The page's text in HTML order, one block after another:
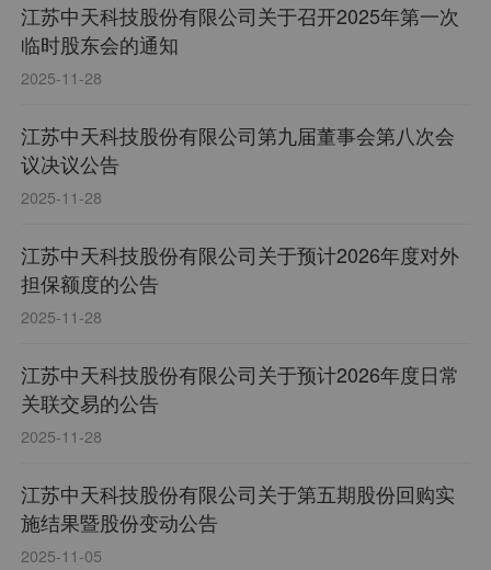
江苏中天科技股份有限公司关于召开2025年第一次
临时股东会的通知
2025-11-28
江苏中天科技股份有限公司第九届董事会第八次会
议决议公告
2025-11-28
江苏中天科技股份有限公司关于预计2026年度对外
担保额度的公告
2025-11-28
江苏中天科技股份有限公司关于预计2026年度日常
关联交易的公告
2025-11-28
江苏中天科技股份有限公司关于第五期股份回购实
施结果暨股份变动公告
2025-11-05